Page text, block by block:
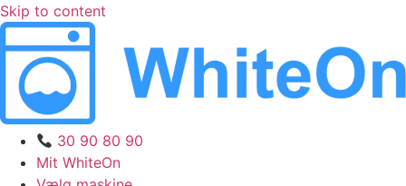
Skip to content
30 90 80 90
Mit WhiteOn